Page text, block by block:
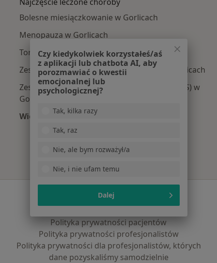
Bolesne miesiączkowanie w Gorlicach
Menopauza w Gorlicach
Torbiel jajnika w Gorlicach
Zespół napięcia przedmiesiączkowego w Gorlicach
Zespół policystycznych jajników (PCOS / PMOS) w
Gorlicach
Więcej (1)
Więcej w kategorii: Najczęście leczone choroby
Serwis
Polityka prywatności pacjentów
Polityka prywatności profesjonalistów
Polityka prywatności dla profesjonalistów, których
dane pozyskaliśmy samodzielnie
Czy kiedykolwiek korzystałeś/aś
z aplikacji lub chatbota AI, aby
porozmawiać o kwestii
emocjonalnej lub
psychologicznej?
Tak, kilka razy
Tak, raz
Nie, ale bym rozważył/a
Nie, i nie ufam temu
Dalej